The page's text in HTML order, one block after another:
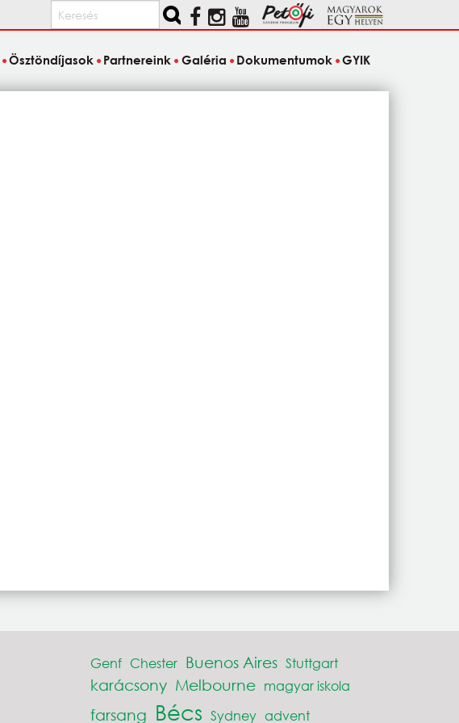
Keresés
Ösztöndíjasok Partnereink Galéria Dokumentumok GYIK
Genf Chester Buenos Aires Stuttgart
karácsony Melbourne magyar iskola
farsang Bécs Sydney advent